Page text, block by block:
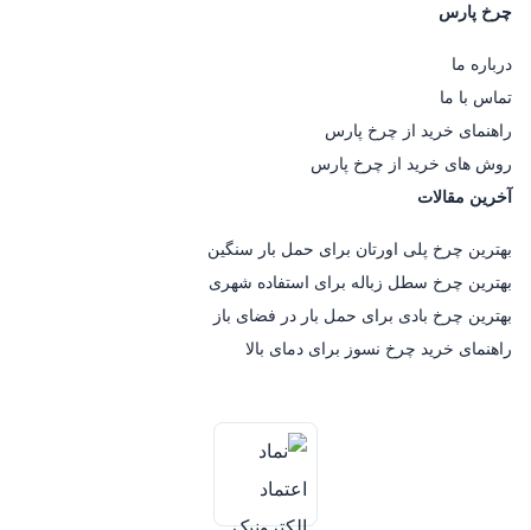
چرخ پارس
درباره ما
تماس با ما
راهنمای خرید از چرخ پارس
روش های خرید از چرخ پارس
آخرین مقالات
بهترین چرخ پلی اورتان برای حمل بار سنگین
بهترین چرخ سطل زباله برای استفاده شهری
بهترین چرخ بادی برای حمل بار در فضای باز
راهنمای خرید چرخ نسوز برای دمای بالا